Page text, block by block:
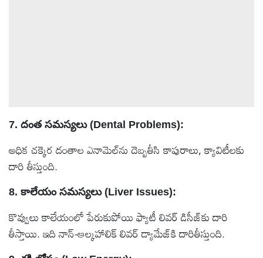
7. దంత సమస్యలు (Dental Problems):
అధిక చక్కెర దంతాల ఎనామెల్‌ను దెబ్బతీసి కాపురాలు, క్యావిటీలకు
దారి తీస్తుంది.
8. కాలేయం సమస్యలు (Liver Issues):
కొవ్వులు కాలేయంలో పేరుకుపోయి ఫ్యాటీ లివర్ డిసీజ్‌కు దారి
తీస్తాయి. ఇది నాన్-ఆల్కహాలిక్ లివర్ డ్యామేజ్‌కి దారితీస్తుంది.